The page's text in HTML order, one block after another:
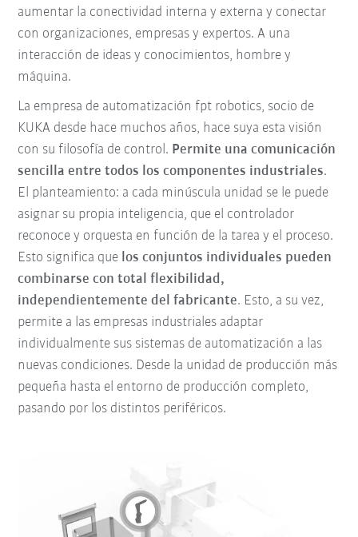
aumentar la conectividad interna y externa y conectar
con organizaciones, empresas y expertos. A una
interacción de ideas y conocimientos, hombre y
máquina.
La empresa de automatización fpt robotics, socio de
KUKA desde hace muchos años, hace suya esta visión
con su filosofía de control. Permite una comunicación
sencilla entre todos los componentes industriales.
El planteamiento: a cada minúscula unidad se le puede
asignar su propia inteligencia, que el controlador
reconoce y orquesta en función de la tarea y el proceso.
Esto significa que los conjuntos individuales pueden
combinarse con total flexibilidad,
independientemente del fabricante. Esto, a su vez,
permite a las empresas industriales adaptar
individualmente sus sistemas de automatización a las
nuevas condiciones. Desde la unidad de producción más
pequeña hasta el entorno de producción completo,
pasando por los distintos periféricos.